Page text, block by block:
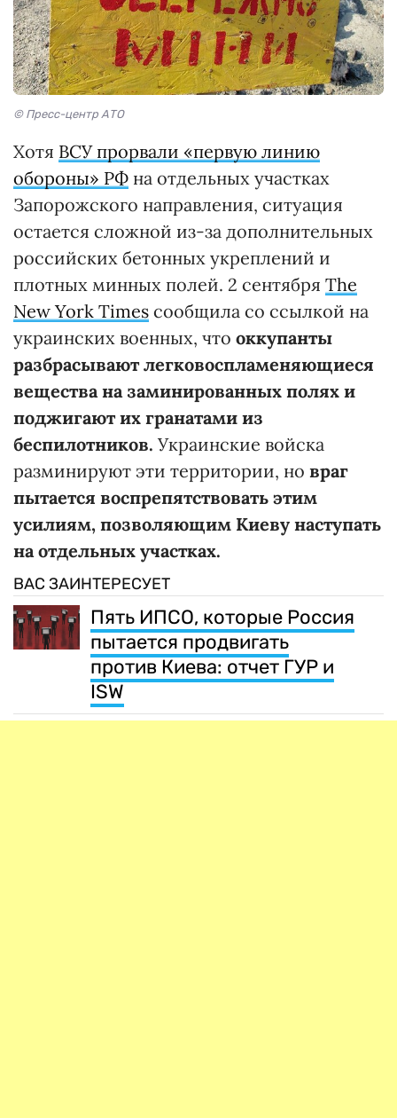
© Пресс-центр АТО
Хотя ВСУ прорвали «первую линию
обороны» РФ на отдельных участках
Запорожского направления, ситуация
остается сложной из-за дополнительных
российских бетонных укреплений и
плотных минных полей. 2 сентября The
New York Times сообщила со ссылкой на
украинских военных, что оккупанты
разбрасывают легковоспламеняющиеся
вещества на заминированных полях и
поджигают их гранатами из
беспилотников. Украинские войска
разминируют эти территории, но враг
пытается воспрепятствовать этим
усилиям, позволяющим Киеву наступать
на отдельных участках.
ВАС ЗАИНТЕРЕСУЕТ
Пять ИПСО, которые Россия
пытается продвигать
против Киева: отчет ГУР и
ISW